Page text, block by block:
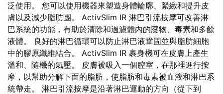
泛使用。 您可以使用機器來塑造身體輪廓、緊緻和提升皮
膚以及減少脂肪團。 ActivSlim IR 淋巴引流按摩可改善淋
巴系統的功能，有助於清除和過濾體內的廢物、毒素和多餘
液體。 良好的淋巴循環可以防止淋巴液鞏固並與脂肪細胞
中的膠原纖維結合。 ActivSlim IR 裹身機可在皮膚上產生
溫和、隨機的氣壓。 皮膚被吸入一個腔室，在那裡進行按
摩，以幫助分解下面的脂肪，使脂肪和毒素被血液和淋巴系
統帶走。 淋巴引流按摩是沿著淋巴運動的方向（從下到